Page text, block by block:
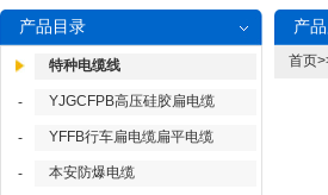
产品目录
特种电缆线
- YJGCFPB高压硅胶扁电缆
- YFFB行车扁电缆扁平电缆
- 本安防爆电缆
产
首页